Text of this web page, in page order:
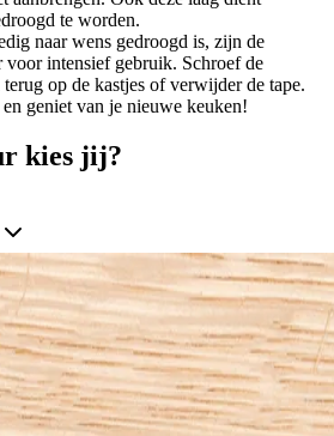
te worden.
naar wens gedroogd is, zijn de
voor intensief gebruik. Schroef de
op de kastjes of verwijder de tape.
geniet van je nieuwe keuken!
kies jij?